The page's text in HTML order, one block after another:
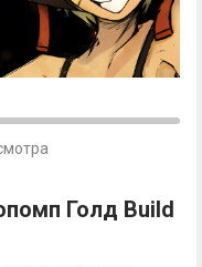
Голд Build